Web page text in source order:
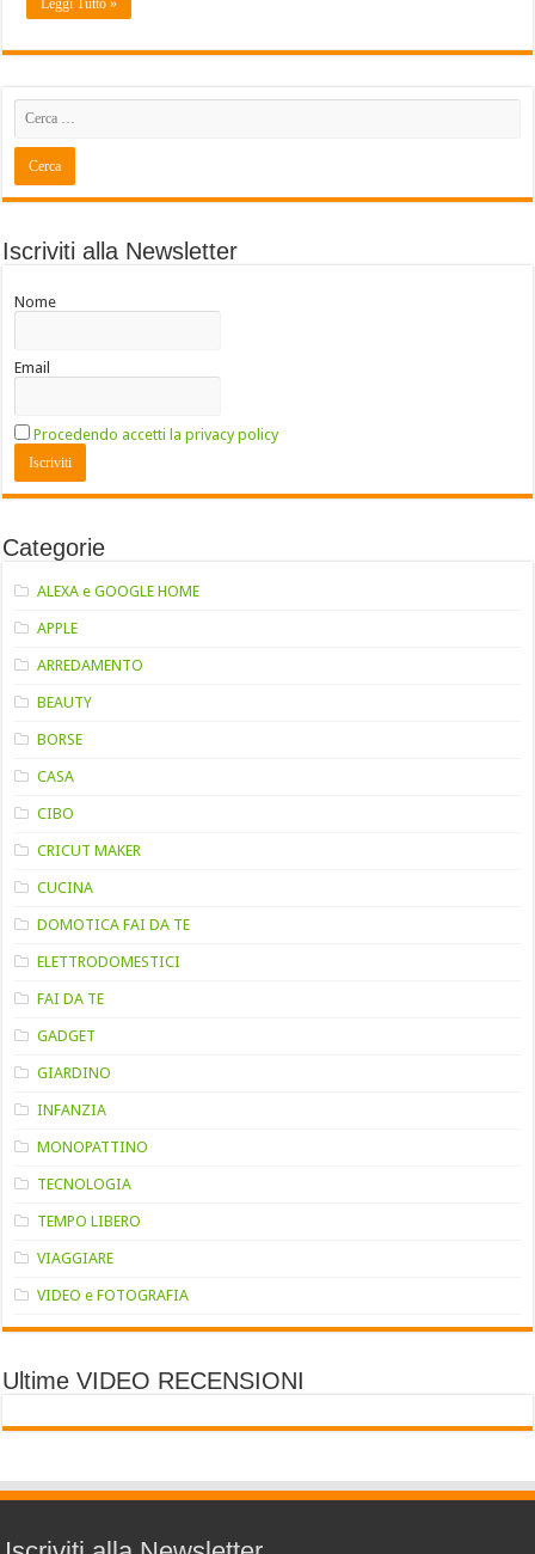
Iscriviti alla Newsletter
Nome
Email
Procedendo accetti la privacy policy
Categorie
ALEXA e GOOGLE HOME
APPLE
ARREDAMENTO
BEAUTY
BORSE
CASA
CIBO
CRICUT MAKER
CUCINA
DOMOTICA FAI DA TE
ELETTRODOMESTICI
FAI DA TE
GADGET
GIARDINO
INFANZIA
MONOPATTINO
TECNOLOGIA
TEMPO LIBERO
VIAGGIARE
VIDEO e FOTOGRAFIA
Ultime VIDEO RECENSIONI